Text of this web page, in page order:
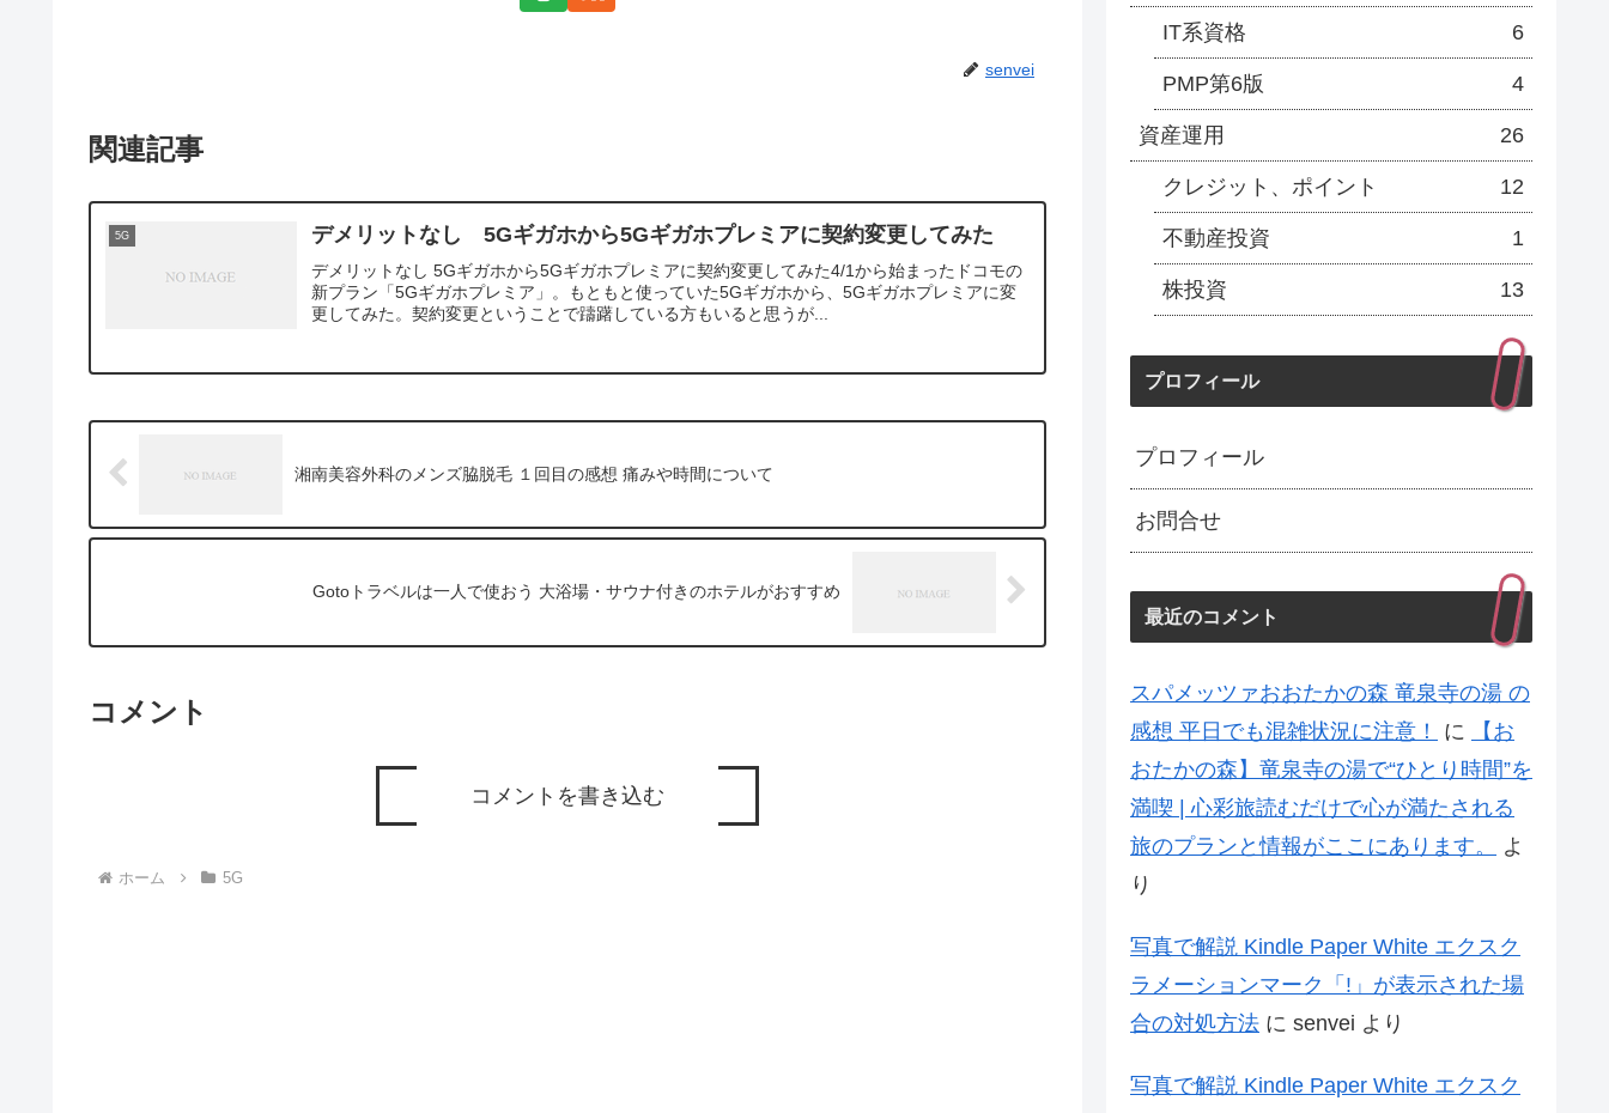
senvei
関連記事
5G デメリットなし 5Gギガホから5Gギガホプレミアに契約変更してみた
デメリットなし 5Gギガホから5Gギガホプレミアに契約変更してみた4/1から始まったドコモの
新プラン「5Gギガホプレミア」。もともと使っていた5Gギガホから、5Gギガホプレミアに変
更してみた。契約変更ということで躊躇している方もいると思うが...
湘南美容外科のメンズ脇脱毛 １回目の感想 痛みや時間について
Gotoトラベルは一人で使おう 大浴場・サウナ付きのホテルがおすすめ
コメント
コメントを書き込む
ホーム 5G
IT系資格 6
PMP第6版 4
資産運用 26
クレジット、ポイント 12
不動産投資 1
株投資 13
プロフィール
プロフィール
お問合せ
最近のコメント
スパメッツァおおたかの森 竜泉寺の湯 の
感想 平日でも混雑状況に注意！
に
【お
おたかの森】竜泉寺の湯で“ひとり時間”を
満喫 | 心彩旅読むだけで心が満たされる
旅のプランと情報がここにあります。
よ
り
写真で解説 Kindle Paper White エクスク
ラメーションマーク「!」が表示された場
合の対処方法 に senvei より
写真で解説 Kindle Paper White エクスク